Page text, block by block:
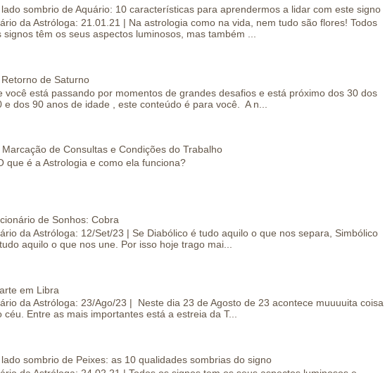
sombrio de Aquário: 10 características para aprendermos a lidar com este signo
da Astróloga: 21.01.21 | Na astrologia como na vida, nem tudo são flores! Todos
signos têm os seus aspectos luminosos, mas também ...
de Saturno
você está passando por momentos de grandes desafios e está próximo dos 30 dos
e dos 90 anos de idade , este conteúdo é para você. A n...
de Consultas e Condições do Trabalho
que é a Astrologia e como ela funciona?
de Sonhos: Cobra
da Astróloga: 12/Set/23 | Se Diabólico é tudo aquilo o que nos separa, Simbólico
aquilo o que nos une. Por isso hoje trago mai...
em Libra
da Astróloga: 23/Ago/23 | Neste dia 23 de Agosto de 23 acontece muuuuita coisa
céu. Entre as mais importantes está a estreia da T...
sombrio de Peixes: as 10 qualidades sombrias do signo